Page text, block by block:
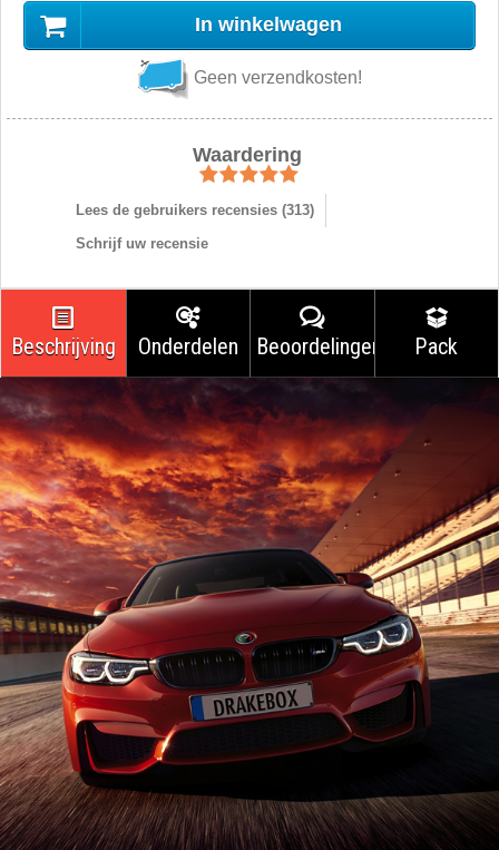
In winkelwagen
Geen verzendkosten!
Waardering
Lees de gebruikers recensies (313)
Schrijf uw recensie
Beschrijving Onderdelen Beoordelingen Pack